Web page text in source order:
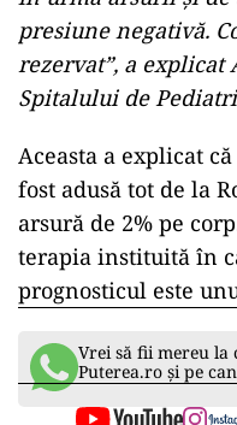
presiune negativă.
rezervat”, a
Spitalului de
Aceasta a explicat
fost adusă tot de la
arsură de 2% pe
terapia instituită în
prognosticul este
Vrei să fii mereu la
Puterea.ro și pe